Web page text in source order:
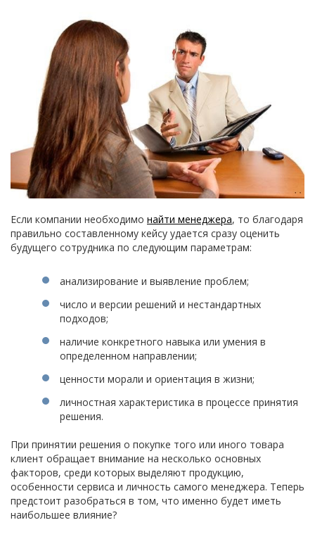
Если компании необходимо найти менеджера, то благодаря
правильно составленному кейсу удается сразу оценить
будущего сотрудника по следующим параметрам:
анализирование и выявление проблем;
число и версии решений и нестандартных
подходов;
наличие конкретного навыка или умения в
определенном направлении;
ценности морали и ориентация в жизни;
личностная характеристика в процессе принятия
решения.
При принятии решения о покупке того или иного товара
клиент обращает внимание на несколько основных
факторов, среди которых выделяют продукцию,
особенности сервиса и личность самого менеджера. Теперь
предстоит разобраться в том, что именно будет иметь
наибольшее влияние?